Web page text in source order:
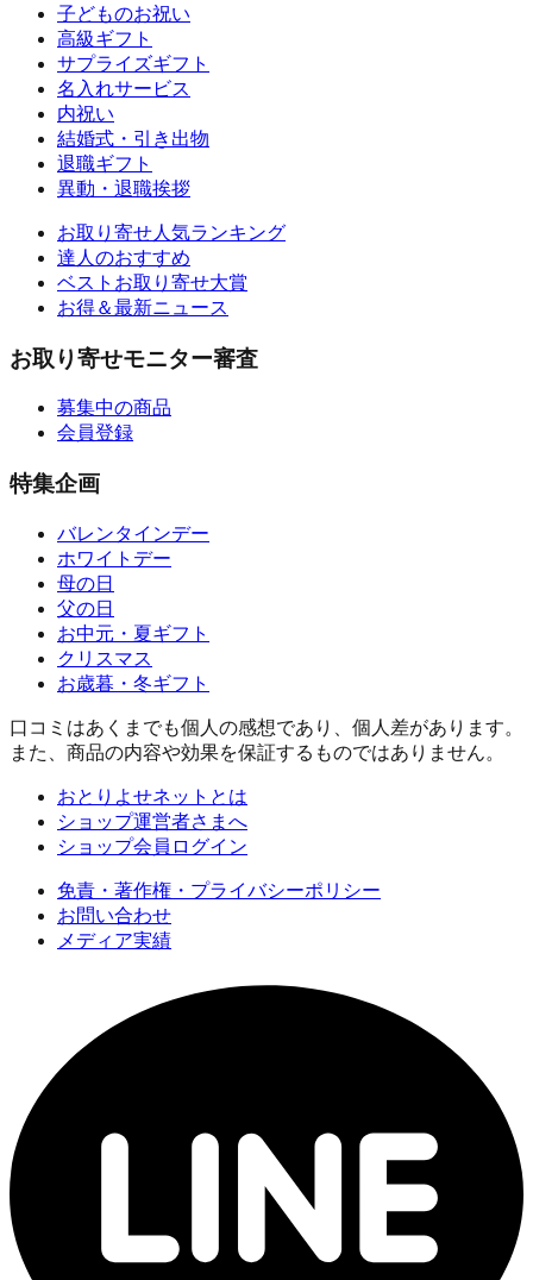
子どものお祝い
高級ギフト
サプライズギフト
名入れサービス
内祝い
結婚式・引き出物
退職ギフト
異動・退職挨拶
お取り寄せ人気ランキング
達人のおすすめ
ベストお取り寄せ大賞
お得＆最新ニュース
お取り寄せモニター審査
募集中の商品
会員登録
特集企画
バレンタインデー
ホワイトデー
母の日
父の日
お中元・夏ギフト
クリスマス
お歳暮・冬ギフト
口コミはあくまでも個人の感想であり、個人差があります。
また、商品の内容や効果を保証するものではありません。
おとりよせネットとは
ショップ運営者さまへ
ショップ会員ログイン
免責・著作権・プライバシーポリシー
お問い合わせ
メディア実績